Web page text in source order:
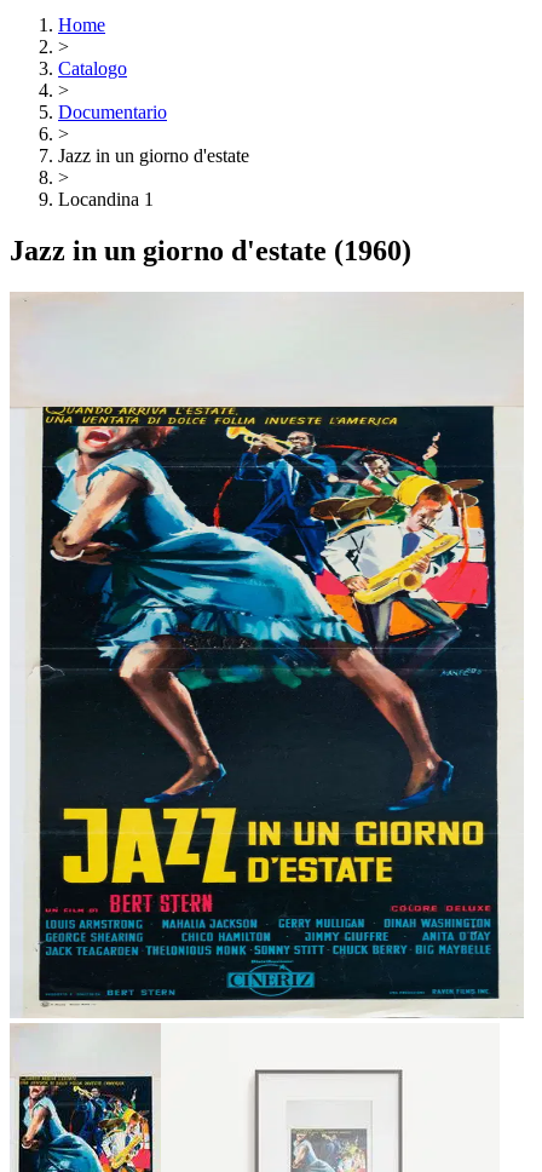
Home
>
Catalogo
>
Documentario
>
Jazz in un giorno d'estate
>
Locandina 1
Jazz in un giorno d'estate (1960)